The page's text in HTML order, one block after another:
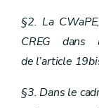
§2. La
CREG
de l’article
§3. Dans le